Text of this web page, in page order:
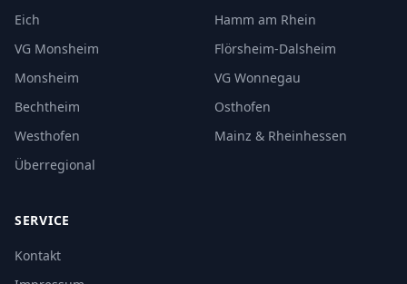
Eich
Hamm am Rhein
VG Monsheim
Flörsheim-Dalsheim
Monsheim
VG Wonnegau
Bechtheim
Osthofen
Westhofen
Mainz & Rheinhessen
Überregional
SERVICE
Kontakt